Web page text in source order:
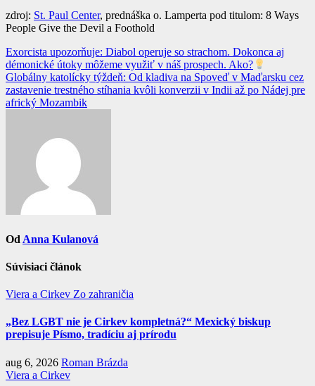
zdroj: St. Paul Center, prednáška o. Lamperta pod titulom: 8 Ways
People Give the Devil a Foothold
Navigácia
v
článku
Exorcista upozorňuje: Diabol operuje so strachom. Dokonca aj
démonické útoky môžeme využiť v náš prospech. Ako?
Globálny katolícky týždeň: Od kladiva na Spoveď v Maďarsku cez
zastavenie trestného stíhania kvôli konverzii v Indii až po Nádej pre
africký Mozambik
Od Anna Kulanová
Súvisiaci článok
Viera a Cirkev Zo zahraničia
„Bez LGBT nie je Cirkev kompletná?“ Mexický biskup
prepisuje Písmo, tradíciu aj prírodu
aug 6, 2026 Roman Brázda
Viera a Cirkev